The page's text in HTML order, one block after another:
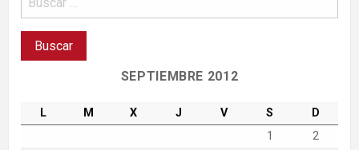
SEPTIEMBRE 2012
L M X J V S
D
1
2